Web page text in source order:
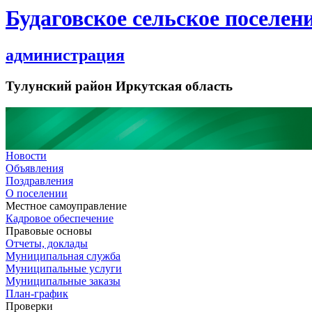
Будаговское сельское
администрация
Тулунский район Иркутская область
Новости
Объявления
Поздравления
О поселении
Местное самоуправление
Кадровое обеспечение
Правовые основы
Отчеты, доклады
Муниципальная служба
Муниципальные услуги
Муниципальные заказы
План-график
Проверки